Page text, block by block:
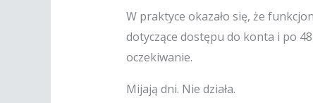
W praktyce okazało się, że
dotyczące dostępu do konta i po
oczekiwanie.
Mijają dni. Nie działa.